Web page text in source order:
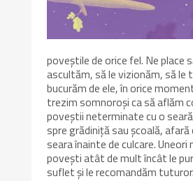
poveștile de orice fel. Ne place
ascultăm, să le vizionăm, să le
bucurăm de ele, în orice
trezim somnoroși ca să aflăm
poveștii neterminate cu o
spre grădiniță sau școală, afară
seara înainte de culcare. Uneori
povești atât de mult încât le
suflet și le recomandăm tuturor.